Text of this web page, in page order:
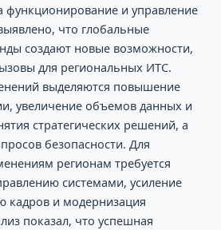
функционирование и управление
что глобальные
создают новые возможности,
для региональных ИТС.
выделяются повышение
увеличение объемов данных и
стратегических решений, а
безопасности. Для
регионам требуется
системами, усиление
кадров и модернизация
показал, что успешная